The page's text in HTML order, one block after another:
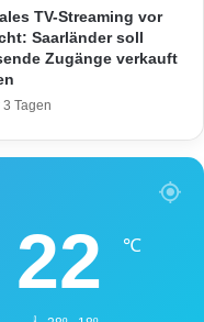
TV-Streaming vor
Saarländer soll
Zugänge verkauft
3 Tagen
22 ℃